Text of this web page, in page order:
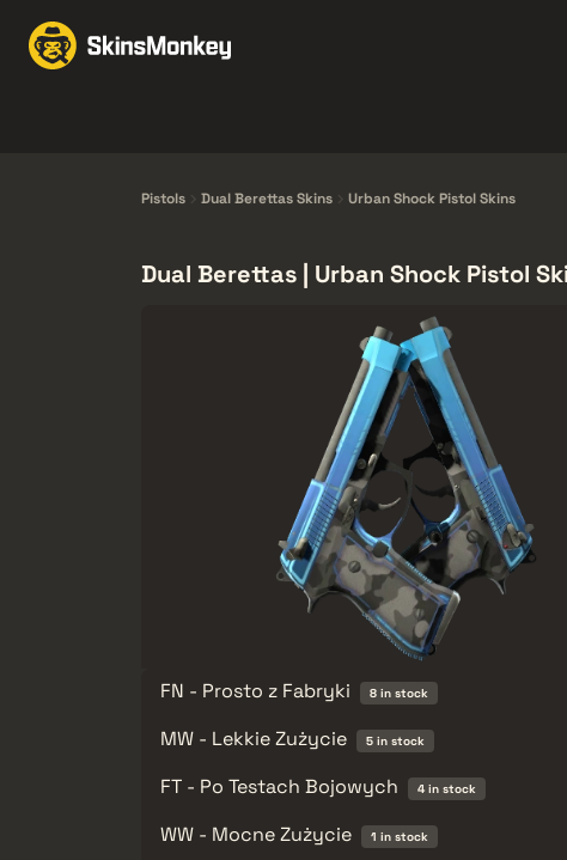
Pistols Dual Berettas Skins Urban Shock Pistol Skins
Dual Berettas | Urban Shock Pistol
FN - Prosto z Fabryki 8 in stock
MW - Lekkie Zużycie
5 in stock
FT - Po Testach Bojowych
4 in stock
WW - Mocne Zużycie
1 in stock